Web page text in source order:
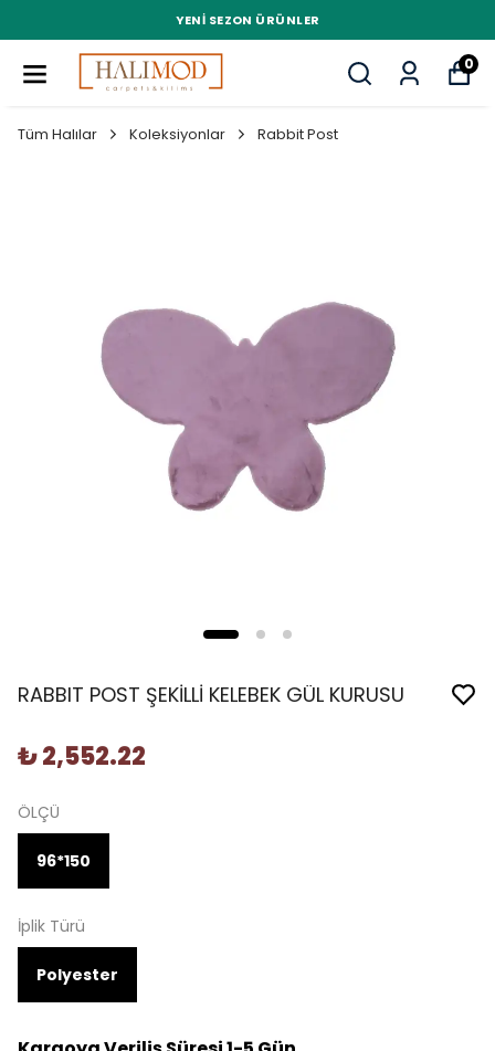
YENI SEZON ÜRÜNLER
0
Tüm Halılar Koleksiyonlar Rabbit Post
RABBIT POST ŞEKİLLİ KELEBEK GÜL KURUSU
₺ 2,552.22
ÖLÇÜ
96*150
İplik Türü
Polyester